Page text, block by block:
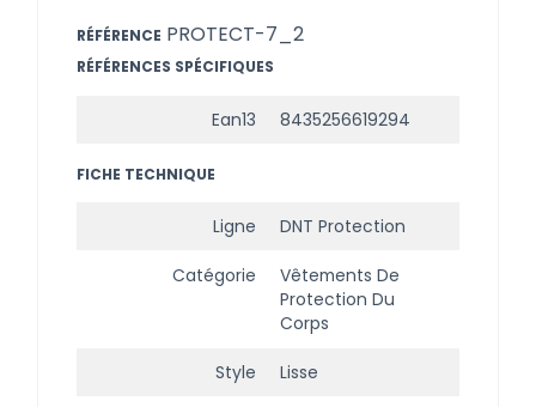
RÉFÉRENCE PROTECT-7_2
RÉFÉRENCES SPÉCIFIQUES
Ean13 8435256619294
FICHE TECHNIQUE
Ligne DNT Protection
Catégorie
Vêtements De
Protection Du
Corps
Style Lisse